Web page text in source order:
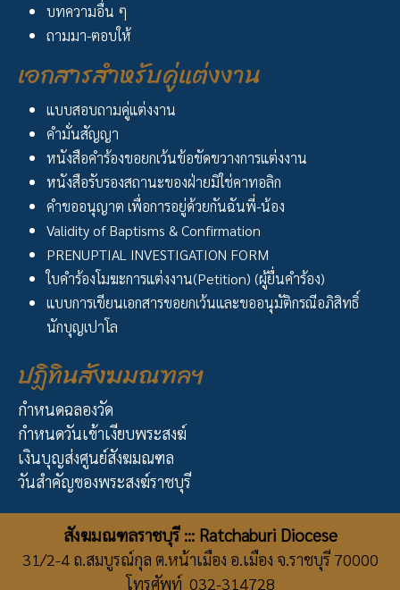
บทความอื่น ๆ
ถามมา-ตอบให้
เอกสารสำหรับคู่แต่งงาน
แบบสอบถามคู่แต่งงาน
คำมั่นสัญญา
หนังสือคำร้องขอยกเว้นข้อขัดขวางการแต่งงาน
หนังสือรับรองสถานะของฝ่ายมิใช่คาทอลิก
คำขออนุญาต เพื่อการอยู่ด้วยกันฉันพี่-น้อง
Validity of Baptisms & Confirmation
PRENUPTIAL INVESTIGATION FORM
ใบคำร้องโมฆะการแต่งงาน(Petition) (ผู้ยื่นคำร้อง)
แบบการเขียนเอกสารขอยกเว้นและขออนุมัติกรณีอภิสิทธิ์
นักบุญเปาโล
ปฏิทินสังฆมณฑลฯ
กำหนดฉลองวัด
กำหนดวันเข้าเงียบพระสงฆ์
เงินบุญส่งศูนย์สังฆมณฑล
วันสำคัญของพระสงฆ์ราชบุรี
สังฆมณฑลราชบุรี ::: Ratchaburi Diocese
31/2-4 ถ.สมบูรณ์กุล ต.หน้าเมือง อ.เมือง จ.ราชบุรี 70000
โทรศัพท์ 032-314728